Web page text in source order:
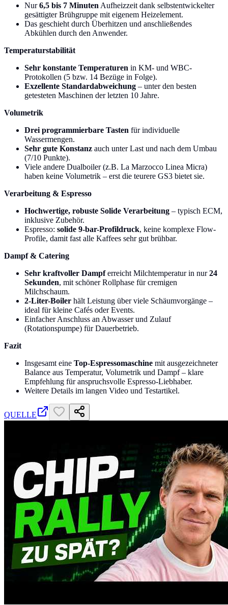
Nur6,5 bis 7 Minuten Aufheizzeit dank selbstentwickelter
gesättigter Brühgruppe mit eigenem Heizelement.
Das geschieht durch Überhitzen und anschließendes
Abkühlen durch den Anwender.
Temperaturstabilität
Sehr konstante Temperaturen in KM- und WBC-
Protokollen (5 bzw. 14 Bezüge in Folge).
Exzellente Standardabweichung – unter den besten
getesteten Maschinen der letzten 10 Jahre.
Volumetrik
Drei programmierbare Tasten für individuelle
Wassermengen.
Sehr gute Konstanz auch unter Last und nach dem Umbau
(7/10 Punkte).
Viele andere Dualboiler (z.B. La Marzocco Linea Micra)
haben keine Volumetrik – erst die teurere GS3 bietet sie.
Verarbeitung & Espresso
Hochwertige, robuste Solide Verarbeitung – typisch ECM,
inklusive Zubehör.
Espresso: solide 9-bar-Profildruck, keine komplexe Flow-
Profile, damit fast alle Kaffees sehr gut brühbar.
Dampf & Catering
Sehr kraftvoller Dampferreicht Milchtemperatur in nur24
Sekunden, mit schöner Rollphase für cremigen
Milchschaum.
2-Liter-Boiler hält Leistung über viele Schäumvorgänge –
ideal für kleine Cafés oder Events.
Einfacher Anschluss an Abwasser und Zulauf
(Rotationspumpe) für Dauerbetrieb.
Fazit
Insgesamt eine Top-Espressomaschine mit ausgezeichneter
Balance aus Temperatur, Volumetrik und Dampf – klare
Empfehlung für anspruchsvolle Espresso-Liebhaber.
Weitere Details im langen Video und Testartikel.
QUELLE